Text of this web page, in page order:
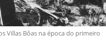
Villas Bôas na época do primeiro